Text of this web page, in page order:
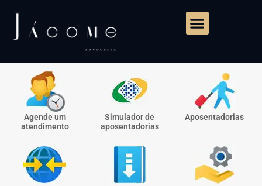
Agende um
atendimento
Simulador de
aposentadorias
Aposentadorias